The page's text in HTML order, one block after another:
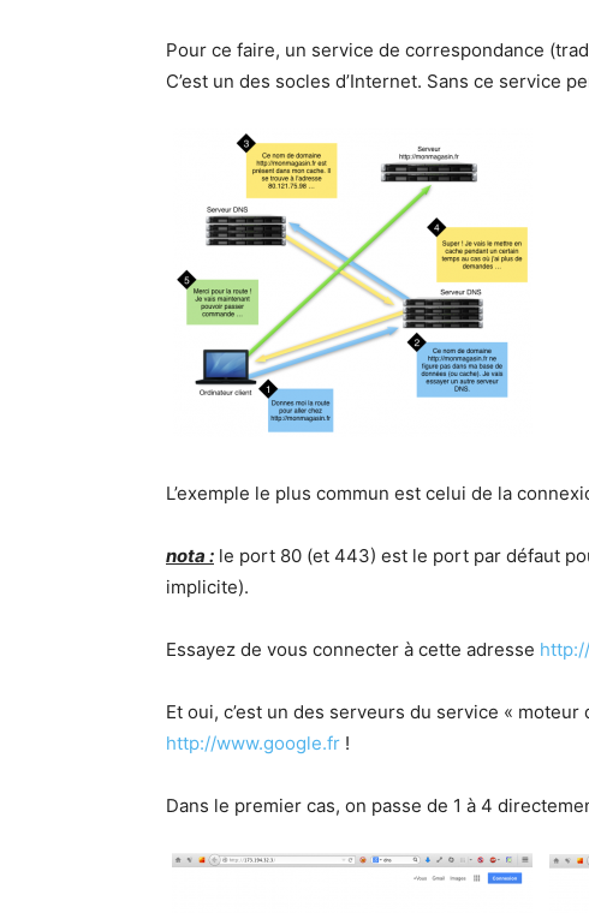
Pour ce faire, un service de correspondance
C’est un des socles d’Internet. Sans ce service
L’exemple le plus commun est celui de la
nota : le port 80 (et 443) est le port par défaut
implicite).
Essayez de vous connecter à cette adresse http://
Et oui, c’est un des serveurs du service «
http://www.google.fr !
Dans le premier cas, on passe de 1 à 4